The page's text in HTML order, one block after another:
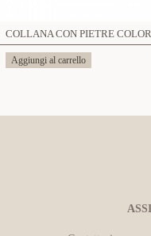
Aggiungi al carrello